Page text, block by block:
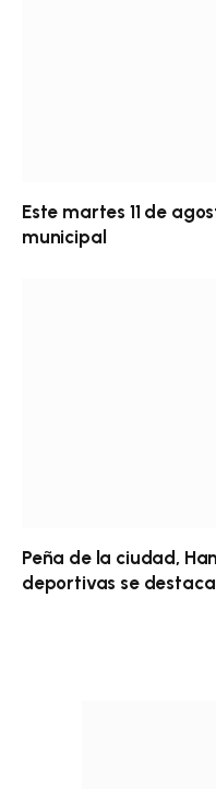
Este martes 11 de
municipal
Peña de la ciudad,
deportivas se